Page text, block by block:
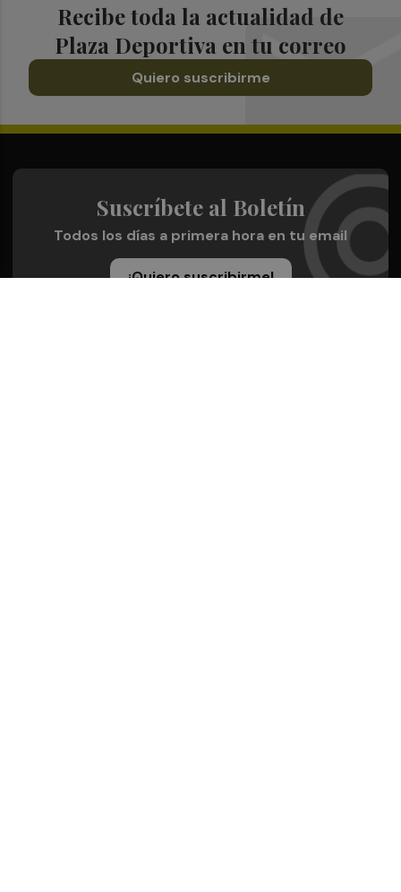
Recibe toda la actualidad de
Plaza Deportiva en tu correo
Quiero suscribirme
Suscríbete al Boletín
Todos los días a primera hora en tu email
¡Quiero suscribirme!